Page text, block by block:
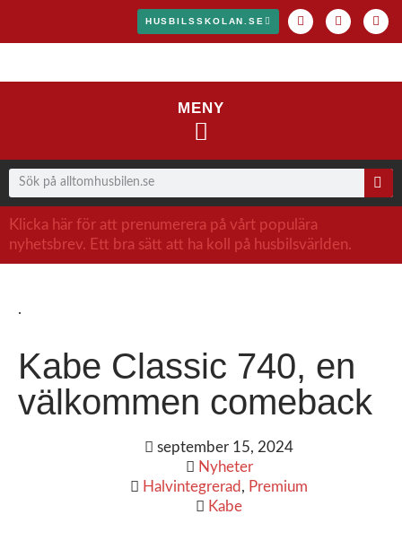
HUSBILSSKOLAN.SE
MENY
Klicka här för att prenumerera på vårt populära
nyhetsbrev. Ett bra sätt att ha koll på husbilsvärlden.
.
Kabe Classic 740, en
välkommen comeback
september 15, 2024
Nyheter
Halvintegrerad , Premium
Kabe